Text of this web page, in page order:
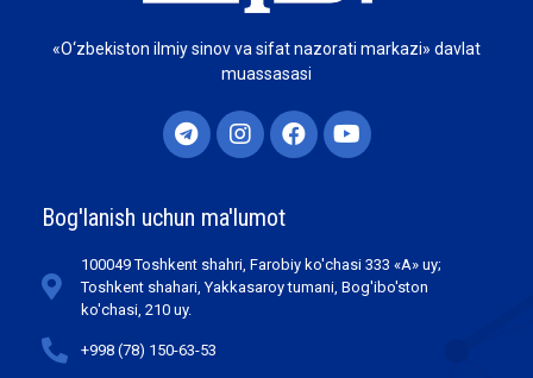
«O‘zbekiston ilmiy sinov va sifat nazorati markazi» davlat
muassasasi
Bog'lanish uchun ma'lumot
100049 Toshkent shahri, Farobiy ko'chasi 333 «А» uy;
Toshkent shahari, Yakkasaroy tumani, Bog'ibo'ston
ko'chasi, 210 uy.
+998 (78) 150-63-53